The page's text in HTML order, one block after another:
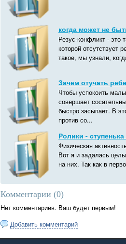
когда может не
Резус-конфликт - это
которой отсутствует
такое, мы узнали,
Зачем отучать
Чтобы успокоить
совершает
быстро засыпает. В
против со...
Ролики -
Физическая
Вот я и задалась
на них. Так как в
Комментарии (0)
Нет комментариев. Ваш будет первым!
Добавить комментарий